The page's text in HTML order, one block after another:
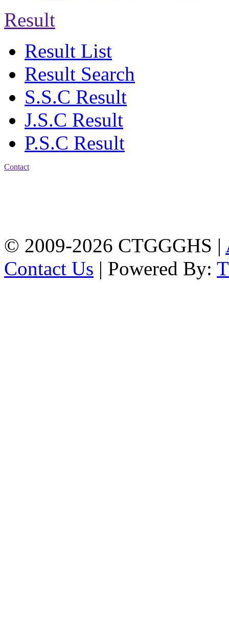
Result
Result List
Result Search
S.S.C Result
J.S.C Result
P.S.C Result
Contact
© 2009-2026 CTGGGHS |
Contact Us | Powered By: